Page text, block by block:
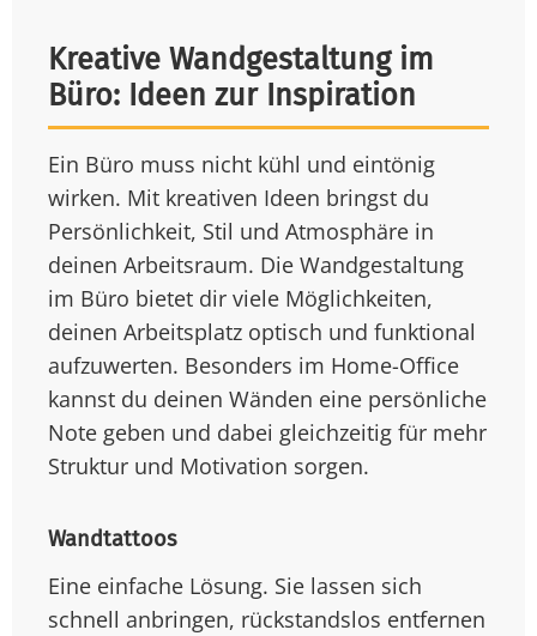
Kreative Wandgestaltung im
Büro: Ideen zur Inspiration
Ein Büro muss nicht kühl und eintönig
wirken. Mit kreativen Ideen bringst du
Persönlichkeit, Stil und Atmosphäre in
deinen Arbeitsraum. Die Wandgestaltung
im Büro bietet dir viele Möglichkeiten,
deinen Arbeitsplatz optisch und funktional
aufzuwerten. Besonders im Home-Office
kannst du deinen Wänden eine persönliche
Note geben und dabei gleichzeitig für mehr
Struktur und Motivation sorgen.
Wandtattoos
Eine einfache Lösung. Sie lassen sich
schnell anbringen, rückstandslos entfernen